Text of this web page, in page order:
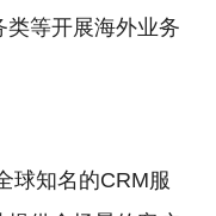
等开展海外业务
球知名的CRM服